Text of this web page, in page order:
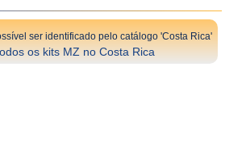
ser identificado pelo catálogo 'Costa Rica'
os kits MZ no Costa Rica